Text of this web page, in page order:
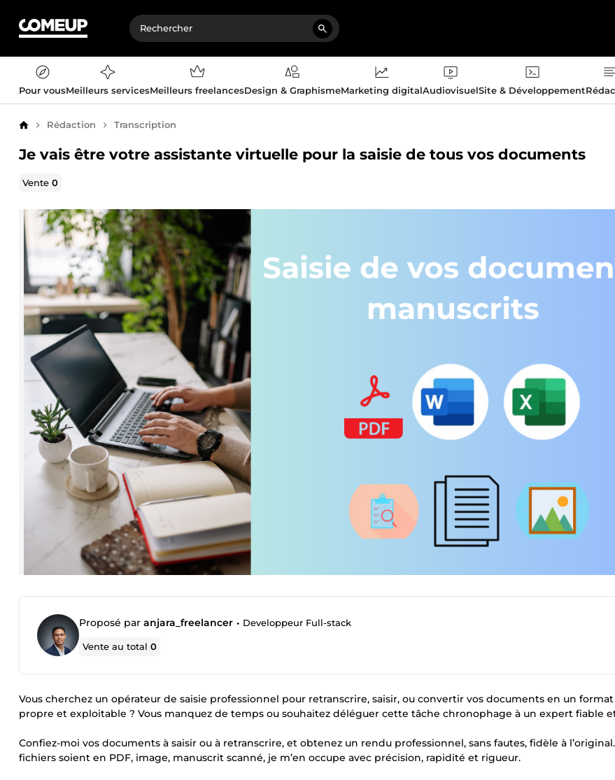
Pour vousMeilleurs servicesMeilleurs freelancesDesign & GraphismeMarketing digitalAudiovisuelSite & Développement
AccueilRédaction Transcription
Je vais être votre assistante virtuelle pour la saisie de tous vos documents
Vente0
Proposé par anjara_freelancer • Developpeur Full-stack
Vente au total0
Vous cherchez un opérateur de saisie professionnel pour retranscrire, saisir, ou convertir vos documents en un format
propre et exploitable ? Vous manquez de temps ou souhaitez déléguer cette tâche chronophage à un expert fiable
Confiez-moi vos documents à saisir ou à retranscrire, et obtenez un rendu professionnel, sans fautes, fidèle à
fichiers soient en PDF, image, manuscrit scanné, je m’en occupe avec précision, rapidité et rigueur.